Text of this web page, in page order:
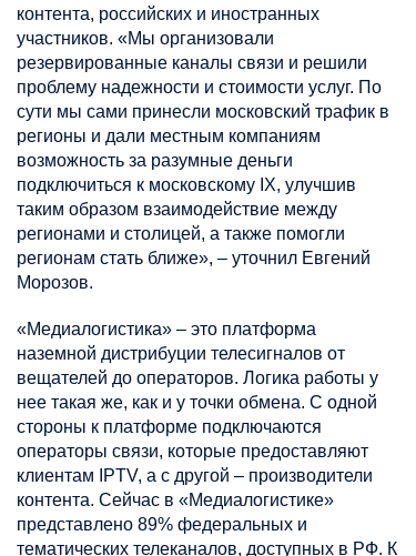
контента, российских и иностранных
участников. «Мы организовали
резервированные каналы связи и решили
проблему надежности и стоимости услуг. По
сути мы сами принесли московский трафик в
регионы и дали местным компаниям
возможность за разумные деньги
подключиться к московскому IX, улучшив
таким образом взаимодействие между
регионами и столицей, а также помогли
регионам стать ближе», – уточнил Евгений
Морозов.
«Медиалогистика» – это платформа
наземной дистрибуции телесигналов от
вещателей до операторов. Логика работы у
нее такая же, как и у точки обмена. С одной
стороны к платформе подключаются
операторы связи, которые предоставляют
клиентам IPTV, а с другой – производители
контента. Сейчас в «Медиалогистике»
представлено 89% федеральных и
тематических телеканалов, доступных в РФ. К